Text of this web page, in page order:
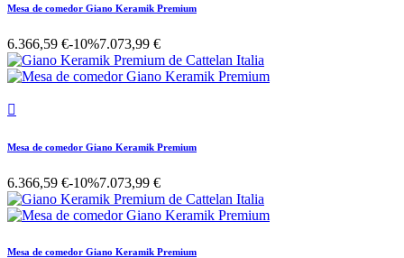
Mesa de comedor Giano Keramik Premium
6.366,59 €-10%7.073,99 €

Mesa de comedor Giano Keramik Premium
6.366,59 €-10%7.073,99 €
Mesa de comedor Giano Keramik Premium